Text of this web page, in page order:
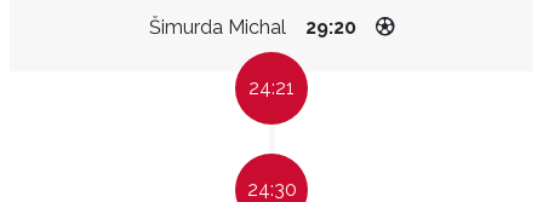
Šimurda Michal 29:20
24:21
24:30